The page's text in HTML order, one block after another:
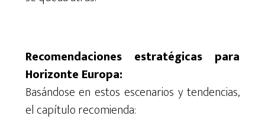
Recomendaciones estratégicas para
Horizonte Europa:
Basándose en estos escenarios y tendencias,
el capítulo recomienda: